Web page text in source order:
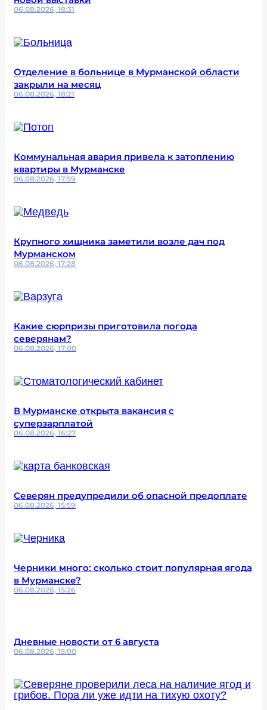
06.08.2026, 18:31
Отделение в больнице в Мурманской области
закрыли на месяц
06.08.2026, 18:21
Коммунальная авария привела к затоплению
квартиры в Мурманске
06.08.2026, 17:59
Крупного хищника заметили возле дач под
Мурманском
06.08.2026, 17:28
Какие сюрпризы приготовила погода
северянам?
06.08.2026, 17:00
В Мурманске открыта вакансия с
суперзарплатой
06.08.2026, 16:27
Северян предупредили об опасной предоплате
06.08.2026, 15:59
Черники много: сколько стоит популярная ягода
в Мурманске?
06.08.2026, 15:26
Дневные новости от 6 августа
06.08.2026, 15:00